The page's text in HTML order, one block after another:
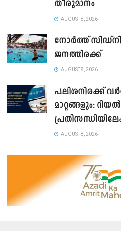
തീരുമാനം
AUGUST 8, 2026
നോർത്ത്
ജനത്തിരക്ക്
AUGUST 8, 2026
പലിശനിരക്ക്
മാറ്റങ്ങളും:
AUGUST 8, 2026